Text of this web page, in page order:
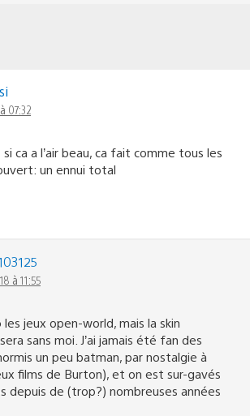
07:32
ca a l’air beau, ca fait comme tous les
un ennui total
à 11:55
les jeux open-world, mais la skin
sans moi. J’ai jamais été fan des
un peu batman, par nostalgie à
films de Burton), et on est sur-gavés
depuis de (trop?) nombreuses années